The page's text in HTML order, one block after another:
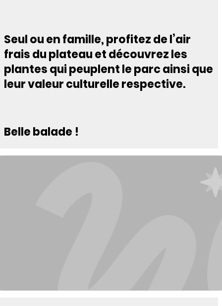
Seul ou en famille, profitez de l’air
frais du plateau et découvrez les
plantes qui peuplent le parc ainsi que
leur valeur culturelle respective.
Belle balade !